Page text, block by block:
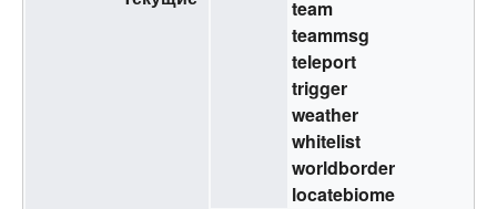
team
teammsg
teleport
trigger
weather
whitelist
worldborder
locatebiome